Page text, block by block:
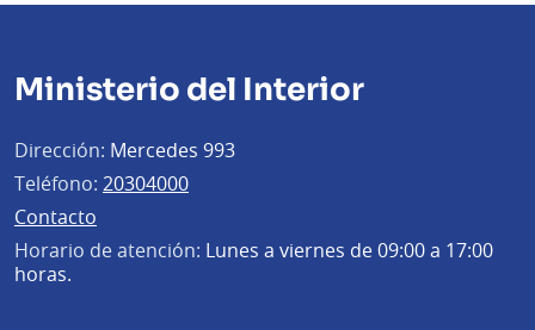
Ministerio del Interior
Dirección: Mercedes 993
Teléfono: 20304000
Contacto
Horario de atención: Lunes a viernes de 09:00 a 17:00
horas.